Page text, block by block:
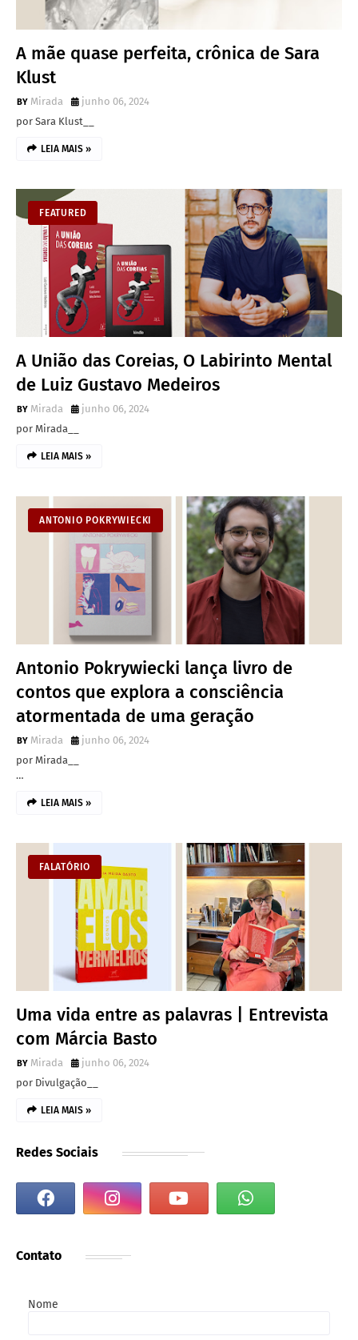
A mãe quase perfeita, crônica de Sara
Klust
Mirada
junho 06, 2024
por Sara Klust__
LEIA MAIS »
FEATURED
A União das Coreias, O Labirinto Mental
de Luiz Gustavo Medeiros
Mirada
junho 06, 2024
por Mirada__
LEIA MAIS »
ANTONIO POKRYWIECKI
Antonio Pokrywiecki lança livro de
contos que explora a consciência
atormentada de uma geração
Mirada
junho 06, 2024
por Mirada__
…
LEIA MAIS »
FALATÓRIO
Uma vida entre as palavras | Entrevista
com Márcia Basto
Mirada
junho 06, 2024
por Divulgação__
LEIA MAIS »
Redes Sociais
Contato
Nome